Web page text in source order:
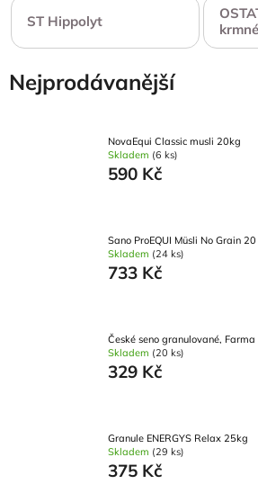
ST Hippolyt
Nejprodávanější
NovaEqui Classic musli 20kg
Skladem (6 ks)
590 Kč
Sano ProEQUI Müsli No Grain
Skladem (24 ks)
733 Kč
České seno granulované,
Skladem (20 ks)
329 Kč
Granule ENERGYS Relax 25kg
Skladem (29 ks)
375 Kč